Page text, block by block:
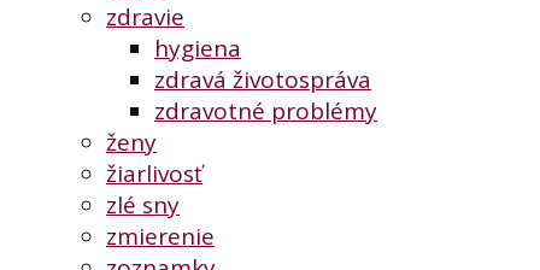
zdravie
hygiena
zdravá životospráva
zdravotné problémy
ženy
žiarlivosť
zlé sny
zmierenie